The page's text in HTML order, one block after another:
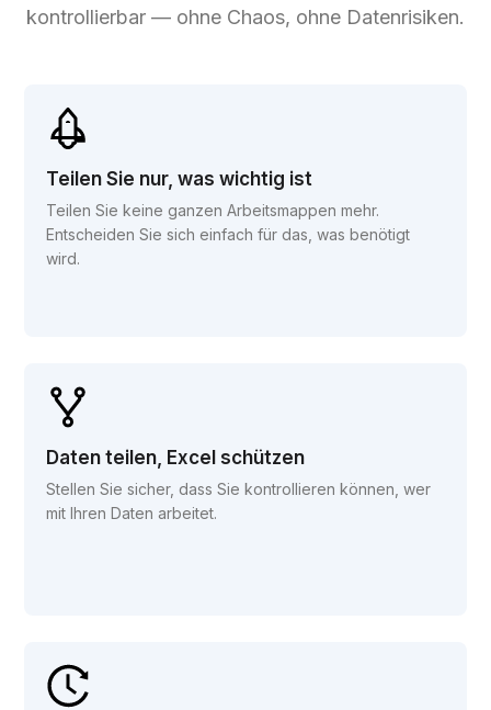
kontrollierbar — ohne Chaos, ohne Datenrisiken.
Teilen Sie nur, was wichtig ist
Teilen Sie keine ganzen Arbeitsmappen mehr.
Entscheiden Sie sich einfach für das, was benötigt
wird.
Daten teilen, Excel schützen
Stellen Sie sicher, dass Sie kontrollieren können, wer
mit Ihren Daten arbeitet.